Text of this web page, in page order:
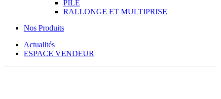
PILE
RALLONGE ET MULTIPRISE
Nos Produits
Actualités
ESPACE VENDEUR